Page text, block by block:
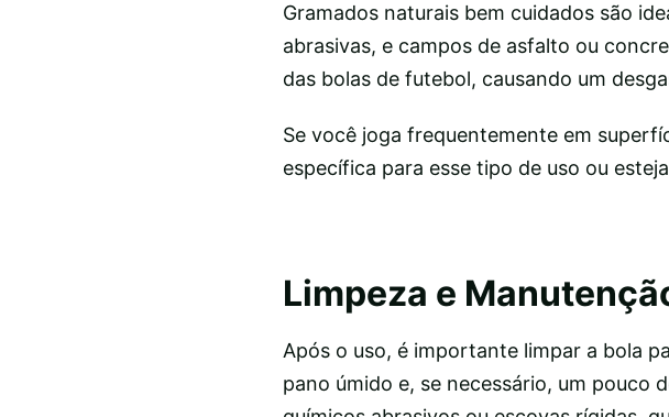
Gramados naturais bem cuidados são
abrasivas, e campos de asfalto ou
das bolas de futebol, causando um
Se você joga frequentemente em
específica para esse tipo de uso ou
Limpeza e
Após o uso, é importante limpar a bola
pano úmido e, se necessário, um pouco